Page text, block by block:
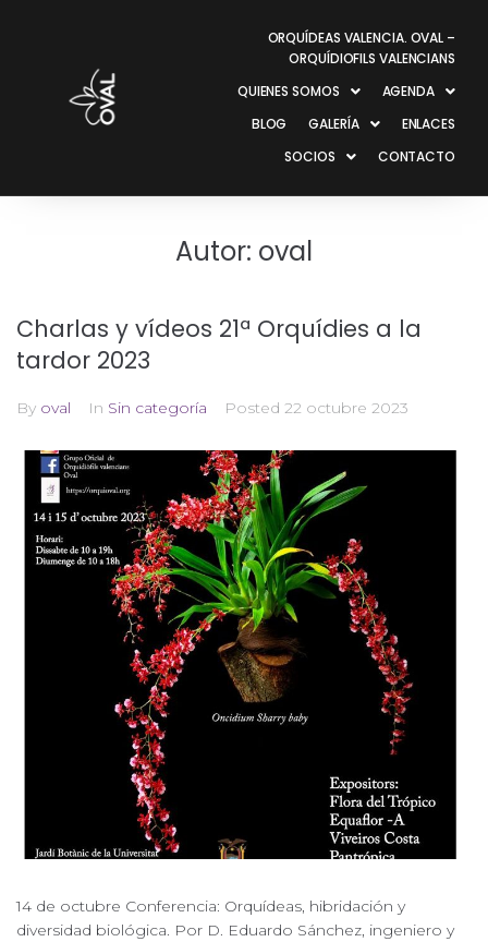
ORQUÍDEAS VALENCIA. OVAL –
ORQUÍDIOFILS VALENCIANS
QUIENES SOMOS
AGENDA
BLOG
GALERÍA
ENLACES
SOCIOS
CONTACTO
Autor: oval
Charlas y vídeos 21ª Orquídies a la
tardor 2023
By oval In Sin categoría Posted 22 octubre 2023
14 de octubre Conferencia: Orquídeas, hibridación y
diversidad biológica. Por D. Eduardo Sánchez, ingeniero y